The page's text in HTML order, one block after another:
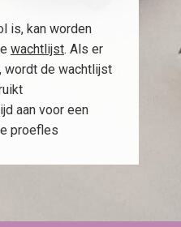
is, kan worden
wachtlijst. Als er
wordt de wachtlijst
aan voor een
proefles